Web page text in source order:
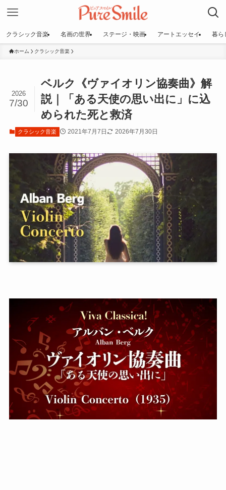
クラシック音楽 名画の世界 ステージ・映画 アートエッセイ 暮ら
ホーム クラシック音楽
ベルク《ヴァイオリン協奏曲》解
説｜「ある天使の思い出に」に込
められた死と救済
2026
7/30
クラシック音楽 2021年7月7日 2026年7月30日